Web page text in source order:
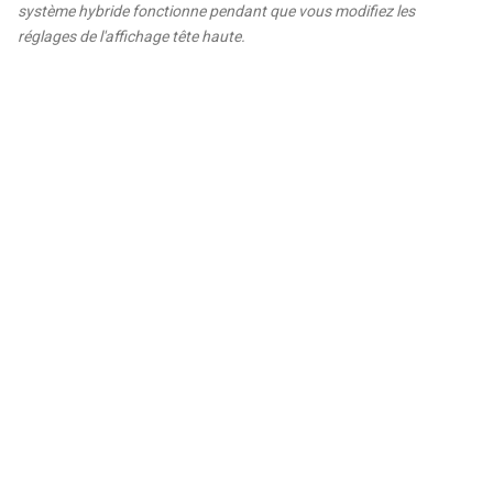
système hybride fonctionne pendant que vous modifiez les
réglages de l'affichage tête haute.